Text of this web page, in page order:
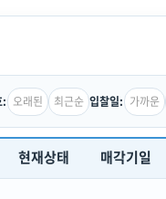
: 오래된 최근순 입찰일: 가까운
현재상태 매각기일